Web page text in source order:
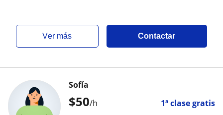
ver más Contactar
$50/h 1ª clase gratis
Sofía